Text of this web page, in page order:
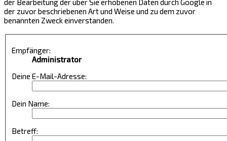
der Bearbeitung der über Sie erhobenen Daten durch Google in
der zuvor beschriebenen Art und Weise und zu dem zuvor
benannten Zweck einverstanden.
Empfänger:
Administrator
Deine E-Mail-Adresse:
Dein Name:
Betreff: